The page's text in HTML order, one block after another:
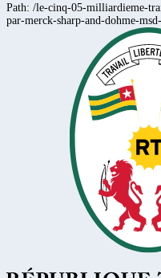
Path: /le-cinq-05-milliardieme-
par-merck-sharp-and-dohme-